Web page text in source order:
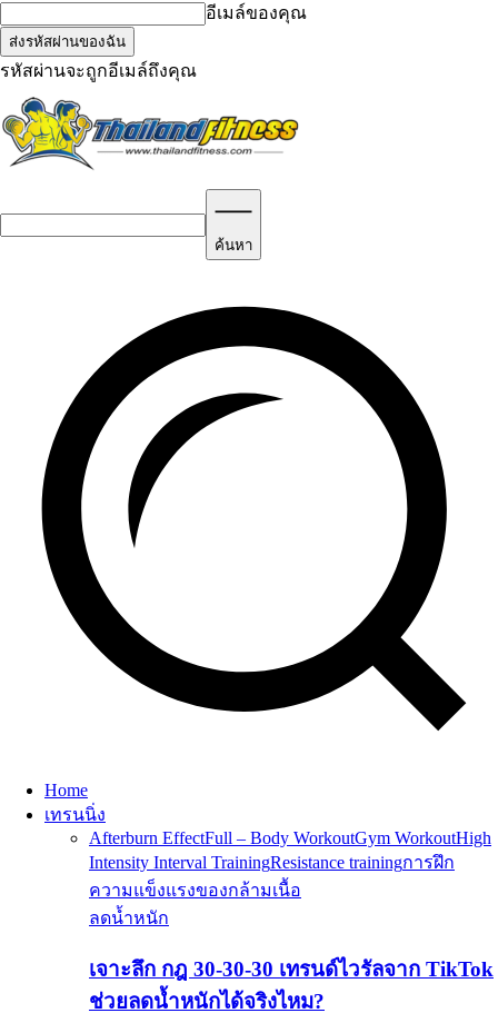
อีเมล์ของคุณ
รหัสผ่านจะถูกอีเมล์ถึงคุณ
ค้นหา
Home
เทรนนิ่ง
Afterburn EffectFull – Body WorkoutGym WorkoutHigh
Intensity Interval TrainingResistance trainingการฝึก
ความแข็งแรงของกล้ามเนื้อ
ลดน้ำหนัก
เจาะลึก กฎ 30-30-30 เทรนด์ไวรัลจาก TikTok
ช่วยลดน้ำหนักได้จริงไหม?